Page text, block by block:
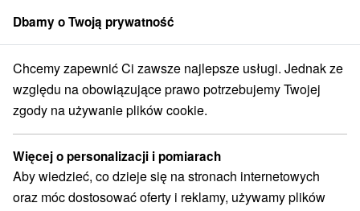
członek grupySorger
Najpopularniejszy pobyt Zdrowie: Uzdrawiająca moc Pieszczan,
Najpopularniejszy pobyt Zdrowie:
Uzdrawiająca moc Pieszczan,
bestseller wśród pobytów
Uzdrowisko Pieszczany - zniżka do 25 % na terminy do
Dbamy o Twoją prywatność
Chcemy zapewnić Ci zawsze najlepsze usługi. Jednak ze
względu na obowiązujące prawo potrzebujemy Twojej
zgody na używanie plików cookie.
Więcej o personalizacji i pomiarach
Aby wiedzieć, co dzieje się na stronach internetowych
oraz móc dostosować oferty i reklamy, używamy plików